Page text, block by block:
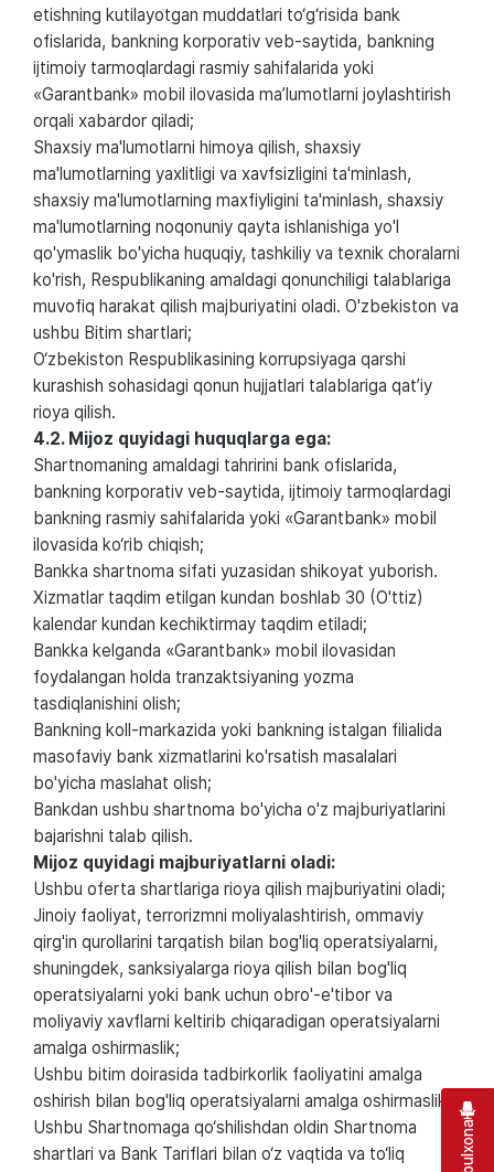
etishning kutilayotgan muddatlari to‘g‘risida bank
ofislarida, bankning korporativ veb-saytida, bankning
ijtimoiy tarmoqlardagi rasmiy sahifalarida yoki
«Garantbank» mobil ilovasida ma’lumotlarni joylashtirish
orqali xabardor qiladi;
Shaxsiy ma'lumotlarni himoya qilish, shaxsiy
ma'lumotlarning yaxlitligi va xavfsizligini ta'minlash,
shaxsiy ma'lumotlarning maxfiyligini ta'minlash, shaxsiy
ma'lumotlarning noqonuniy qayta ishlanishiga yo'l
qo'ymaslik bo'yicha huquqiy, tashkiliy va texnik choralarni
ko'rish, Respublikaning amaldagi qonunchiligi talablariga
muvofiq harakat qilish majburiyatini oladi. O'zbekiston va
ushbu Bitim shartlari;
O‘zbekiston Respublikasining korrupsiyaga qarshi
kurashish sohasidagi qonun hujjatlari talablariga qat’iy
rioya qilish.
4.2. Mijoz quyidagi huquqlarga ega:
Shartnomaning amaldagi tahririni bank ofislarida,
bankning korporativ veb-saytida, ijtimoiy tarmoqlardagi
bankning rasmiy sahifalarida yoki «Garantbank» mobil
ilovasida ko‘rib chiqish;
Bankka shartnoma sifati yuzasidan shikoyat yuborish.
Xizmatlar taqdim etilgan kundan boshlab 30 (O'ttiz)
kalendar kundan kechiktirmay taqdim etiladi;
Bankka kelganda «Garantbank» mobil ilovasidan
foydalangan holda tranzaktsiyaning yozma
tasdiqlanishini olish;
Bankning koll-markazida yoki bankning istalgan filialida
masofaviy bank xizmatlarini ko'rsatish masalalari
bo'yicha maslahat olish;
Bankdan ushbu shartnoma bo'yicha o'z majburiyatlarini
bajarishni talab qilish.
Mijoz quyidagi majburiyatlarni oladi:
Ushbu oferta shartlariga rioya qilish majburiyatini oladi;
Jinoiy faoliyat, terrorizmni moliyalashtirish, ommaviy
qirg'in qurollarini tarqatish bilan bog'liq operatsiyalarni,
shuningdek, sanksiyalarga rioya qilish bilan bog'liq
operatsiyalarni yoki bank uchun obro'-e'tibor va
moliyaviy xavflarni keltirib chiqaradigan operatsiyalarni
amalga oshirmaslik;
Ushbu bitim doirasida tadbirkorlik faoliyatini amalga
oshirish bilan bog'liq operatsiyalarni amalga oshirmaslik;
Ushbu Shartnomaga qo‘shilishdan oldin Shartnoma
shartlari va Bank Tariflari bilan o‘z vaqtida va to‘liq